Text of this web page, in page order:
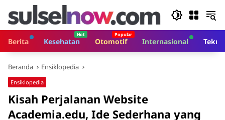
Langsung
konten
Berita
Kesehatan Otomotif Internasional
Beranda Ensiklopedia
Ensiklopedia
Kisah Perjalanan Website
Academia.edu, Ide Sederhana yang